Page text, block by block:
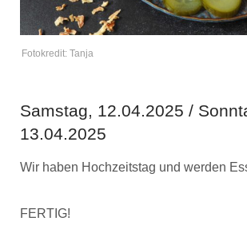
Fotokredit: Tanja
Samstag, 12.04.2025 /
13.04.2025
Wir haben Hochzeitstag und werden
FERTIG!